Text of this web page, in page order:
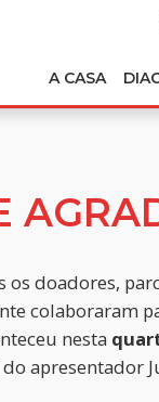
A CASA
os doadores,
colaboraram
nesta
apresentador